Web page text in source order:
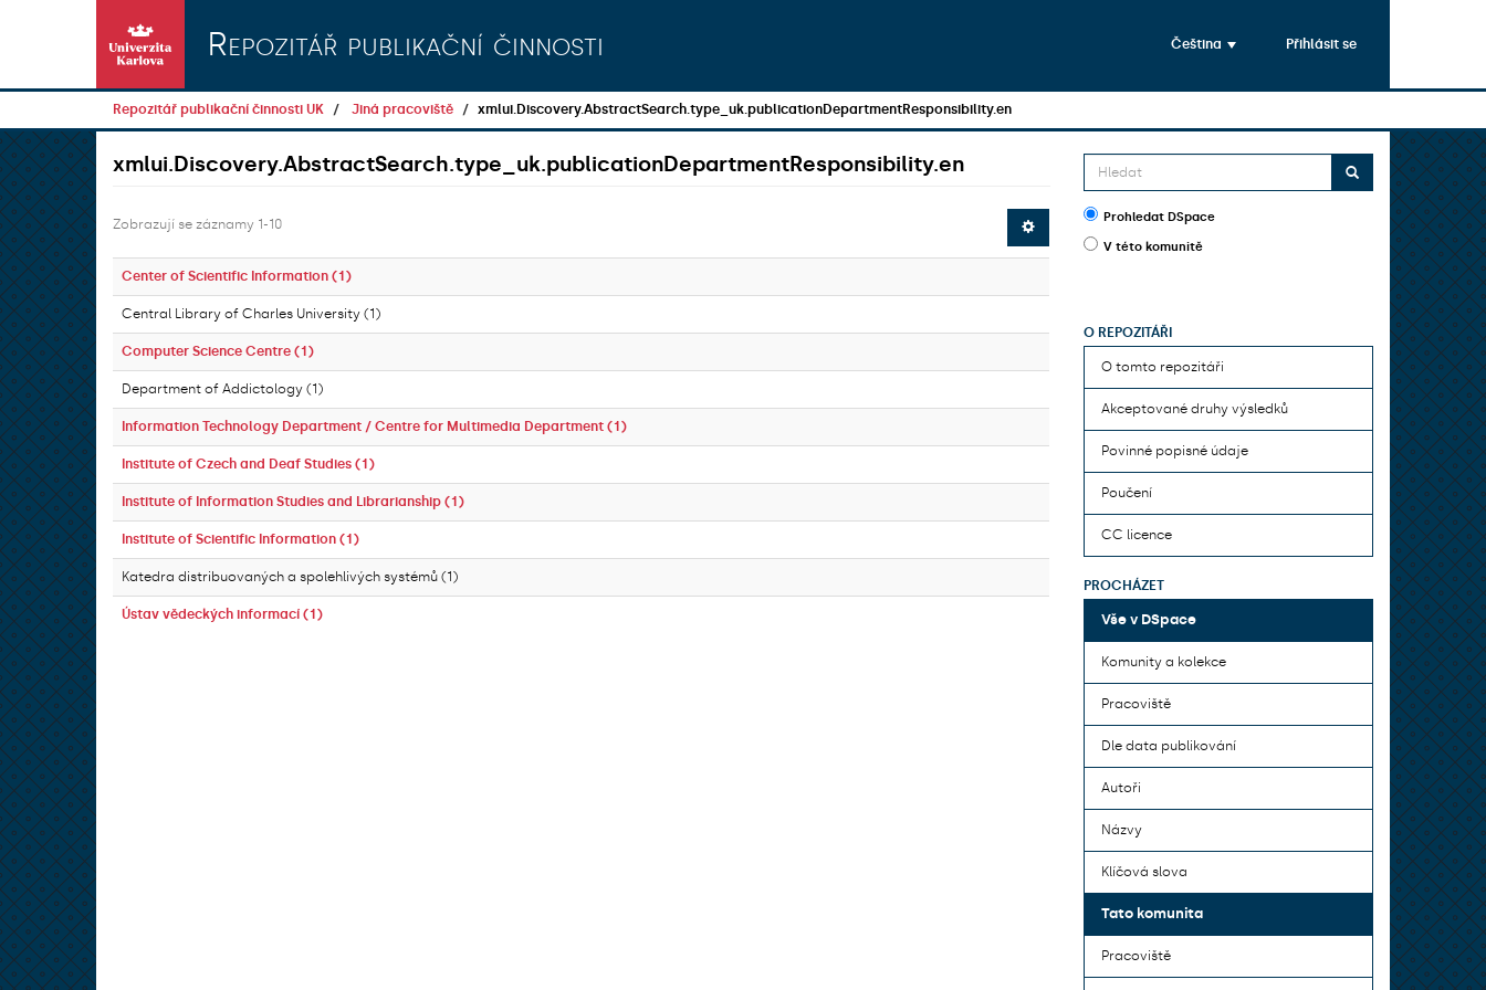
Repozitář publikační činnosti Čeština Přihlásit se
Repozitář publikační činnosti UK Jiná pracoviště xmlui.Discovery.AbstractSearch.type_uk.publicationDepartmentResponsibility.en
xmlui.Discovery.AbstractSearch.type_uk.publicationDepartmentResponsibility.en
Zobrazují se záznamy 1-10
Center of Scientific Information (1)
Central Library of Charles University (1)
Computer Science Centre (1)
Department of Addictology (1)
Information Technology Department / Centre for Multimedia Department (1)
Institute of Czech and Deaf Studies (1)
Institute of Information Studies and Librarianship (1)
Institute of Scientific Information (1)
Katedra distribuovaných a spolehlivých systémů (1)
Ústav vědeckých informací (1)
Prohledat DSpace
V této komunitě
O REPOZITÁŘI
O tomto repozitáři
Akceptované druhy výsledků
Povinné popisné údaje
Poučení
CC licence
PROCHÁZET
Vše v DSpace
Komunity a kolekce
Pracoviště
Dle data publikování
Autoři
Názvy
Klíčová slova
Tato komunita
Pracoviště